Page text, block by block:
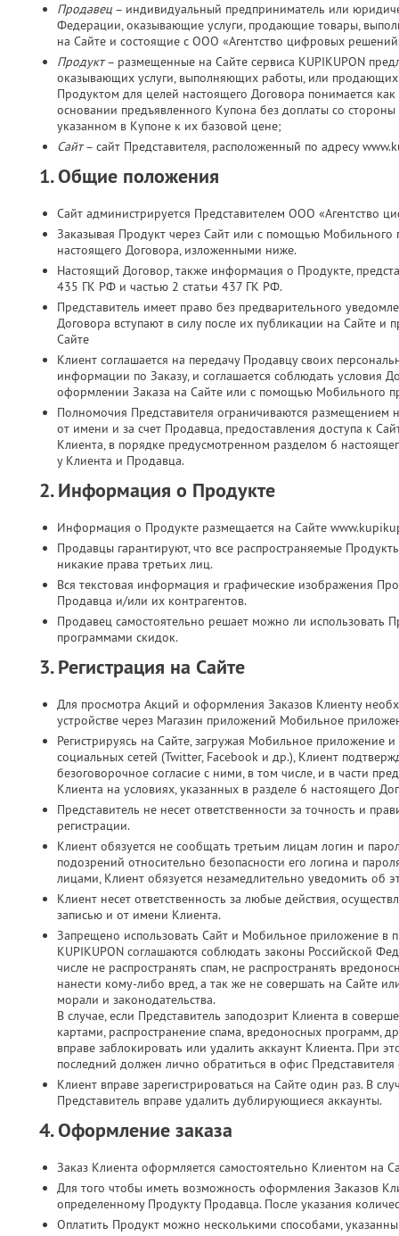
Продавец – индивидуальный предприниматель или
Федерации, оказывающие услуги, продающие товары,
на Сайте и состоящие с ООО «Агентство цифровых
Продукт– размещенные на Сайте сервиса KUPIKUPON
оказывающих услуги, выполняющих работы, или
Продуктом для целей настоящего Договора понимается
основании предъявленного Купона без доплаты со
указанном в Купоне к их базовой цене;
Сайт– сайт Представителя, расположенный по адресу
1. Общие положения
Сайт администрируется Представителем ООО «Агентство
Заказывая Продукт через Сайт или с помощью Мобильного
настоящего Договора, изложенными ниже.
Настоящий Договор, также информация о Продукте,
435 ГК РФ и частью 2 статьи 437 ГК РФ.
Представитель имеет право без предварительного
Договора вступают в силу после их публикации на Сайте
Сайте
Клиент соглашается на передачу Продавцу своих
информации по Заказу, и соглашается соблюдать условия
оформлении Заказа на Сайте или с помощью Мобильного
Полномочия Представителя ограничиваются
от имени и за счет Продавца, предоставления доступа к
Клиента, в порядке предусмотренном разделом 6
у Клиента и Продавца.
2. Информация о Продукте
Информация о Продукте размещается на Сайте
Продавцы гарантируют, что все распространяемые
никакие права третьих лиц.
Вся текстовая информация и графические изображения
Продавца и/или их контрагентов.
Продавец самостоятельно решает можно ли
программами скидок.
3. Регистрация на Сайте
Для просмотра Акций и оформления Заказов Клиенту
устройстве через Магазин приложений Мобильное
Регистрируясь на Сайте, загружая Мобильное приложение
социальных сетей (Twitter, Facebook и др.), Клиент
безоговорочное согласие с ними, в том числе, и в части
Клиента на условиях, указанных в разделе 6 настоящего
Представитель не несет ответственности за точность и
регистрации.
Клиент обязуется не сообщать третьим лицам логин и
подозрений относительно безопасности его логина и
лицами, Клиент обязуется незамедлительно уведомить об
Клиент несет ответственность за любые действия,
записью и от имени Клиента.
Запрещено использовать Сайт и Мобильное приложение в
KUPIKUPON соглашаются соблюдать законы Российской
числе не распространять спам, не распространять
нанести кому-либо вред, а так же не совершать на Сайте
морали и законодательства.
В случае, если Представитель заподозрит Клиента в
картами, распространение спама, вредоносных программ,
вправе заблокировать или удалить аккаунт Клиента. При
последний должен лично обратиться в офис Представителя
Клиент вправе зарегистрироваться на Сайте один раз. В
Представитель вправе удалить дублирующиеся аккаунты.
4. Оформление заказа
Заказ Клиента оформляется самостоятельно Клиентом на
Для того чтобы иметь возможность оформления Заказов
определенному Продукту Продавца. После указания
Оплатить Продукт можно несколькими способами,